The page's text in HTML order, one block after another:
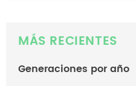
MÁS RECIENTES
Generaciones por año